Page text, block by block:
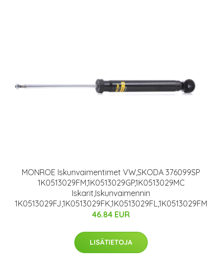
MONROE Iskunvaimentimet VW,SKODA 376099SP
1K0513029FM,1K0513029GP,1K0513029MC
Iskarit,Iskunvaimennin
1K0513029FJ,1K0513029FK,1K0513029FL,1K0513029FM
46.84 EUR
LISÄTIETOJA